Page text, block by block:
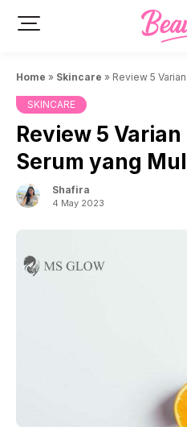
Home » Skincare » Review 5
SKINCARE
Review 5 Varian
Serum yang
Shafira
4 May 2023